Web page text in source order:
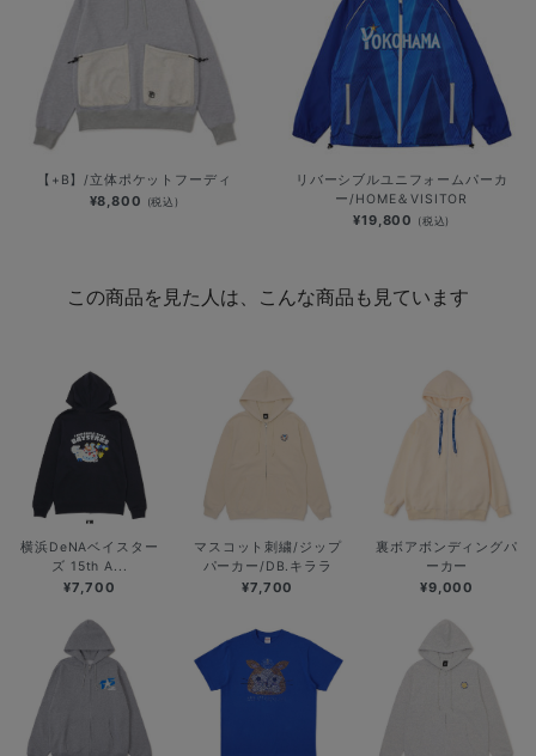
【+B】/立体ポケットフーディ
¥8,800 (税込)
リバーシブルユニフォームパーカ
ー/HOME＆VISITOR
¥19,800 (税込)
この商品を見た人は、こんな商品も見ています
横浜DeNAベイスター
ズ 15th A...
¥7,700
マスコット刺繍/ジップ
パーカー/DB.キララ
¥7,700
裏ボアボンディングパ
ーカー
¥9,000